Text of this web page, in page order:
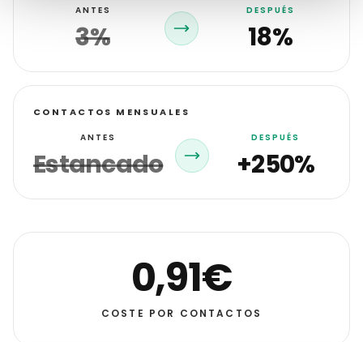
ANTES
3%
DESPUÉS
18%
CONTACTOS MENSUALES
ANTES
Estancado
DESPUÉS
+250%
0,91€
COSTE POR CONTACTOS